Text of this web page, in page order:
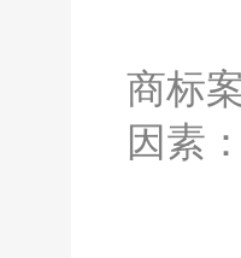
商标
因素：
(